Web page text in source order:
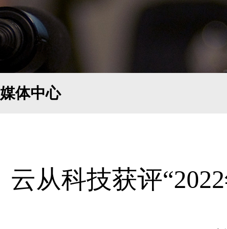
媒体中心
云从科技获评